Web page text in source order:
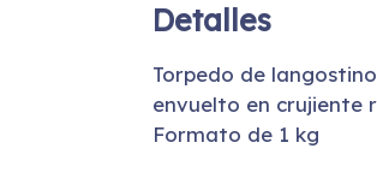
Detalles
Torpedo de
envuelto en crujiente
Formato de 1 kg